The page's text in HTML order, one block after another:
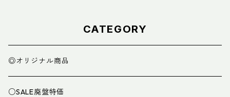
CATEGORY
◎オリジナル商品
○SALE廃盤特価